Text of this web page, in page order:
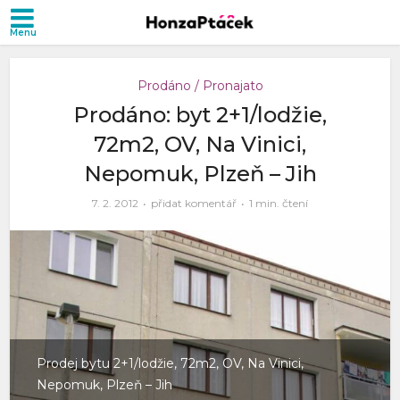
Prodáno / Pronajato
Prodáno: byt 2+1/lodžie,
72m2, OV, Na Vinici,
Nepomuk, Plzeň – Jih
7. 2. 2012 přidat komentář 1 min. čtení
Prodej bytu 2+1/lodžie, 72m2, OV, Na Vinici,
Nepomuk, Plzeň – Jih